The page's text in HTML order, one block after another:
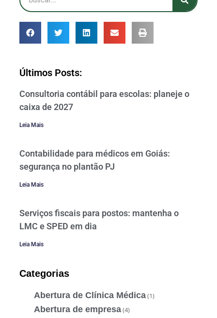
Últimos Posts:
Consultoria contábil para escolas: planeje o
caixa de 2027
Leia Mais
Contabilidade para médicos em Goiás:
segurança no plantão PJ
Leia Mais
Serviços fiscais para postos: mantenha o
LMC e SPED em dia
Leia Mais
Categorias
Abertura de Clínica Médica(1)
Abertura de empresa(4)